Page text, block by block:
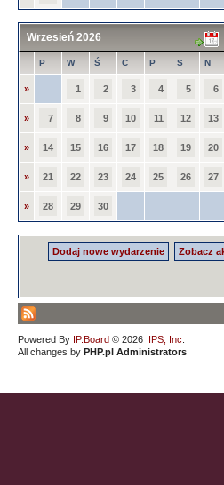
Wrzesień 2026
P W Ś C P S N
» 1 2 3 4 5 6
» 7 8 9 10 11 12 13
» 14 15 16 17 18 19 20
» 21 22 23 24 25 26 27
» 28 29 30
Dodaj nowe wydarzenie Zobacz
Powered By IP.Board © 2026 IPS, Inc
All changes by PHP.pl Administrators